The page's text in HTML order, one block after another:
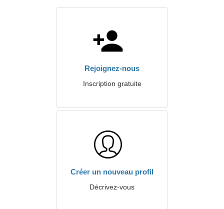
Rejoignez-nous
Inscription gratuite
Créer un nouveau profil
Décrivez-vous